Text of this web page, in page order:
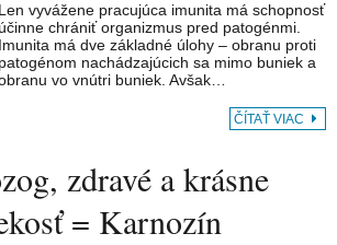
Len vyvážene pracujúca imunita má schopnosť
účinne chrániť organizmus pred patogénmi.
Imunita má dve základné úlohy – obranu proti
patogénom nachádzajúcich sa mimo buniek a
vo vnútri buniek. Avšak…
ČÍTAŤ VIAC
zdravé a krásne
= Karnozín